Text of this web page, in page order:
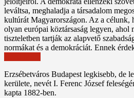
leváltsa, meghaladja a társadalom
kultúrát Magyarországon. Az a célunk,
olyan európai köztársaság legyen,
tiszteletben tartják az alapvető
normákat és a demokráciát. Ennek
Erzsébetváros Budapest legkisebb, de
kerülete, nevét I. Ferenc József
kapta 1882-ben.